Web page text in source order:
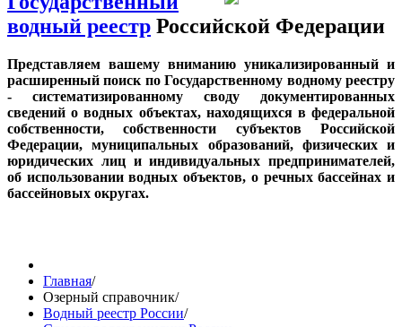
водный реестр Российской Федерации
Представляем вашему вниманию уникализированный и
расширенный поиск по Государственному водному реестру
- систематизированному своду документированных
сведений о водных объектах, находящихся в федеральной
собственности, собственности субъектов Российской
Федерации, муниципальных образований, физических и
юридических лиц и индивидуальных предпринимателей,
об использовании водных объектов, о речных бассейнах и
бассейновых округах.
Главная/
Озерный справочник/
Водный реестр России/